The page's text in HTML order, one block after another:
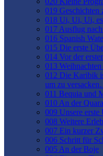
019 Geschichten
018 Ui, Ui, Ui,
017 Ausflug
016 Spanish
015 Die erste
014 Vor der
013
012 Die Karibik
um zu
011 Bequia und
010 An der
009 Unsere erste
008 Weitere
007 Ein kurzer
006 Schritt für
005 An der Boje